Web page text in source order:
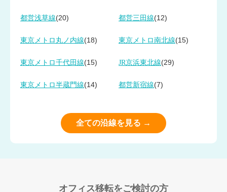
都営浅草線(20) 都営三田線(12)
東京メトロ丸ノ内線(18) 東京メトロ南北線(15)
東京メトロ千代田線(15) JR京浜東北線(29)
東京メトロ半蔵門線(14) 都営新宿線(7)
全ての沿線を見る →
オフィス移転をご検討の方